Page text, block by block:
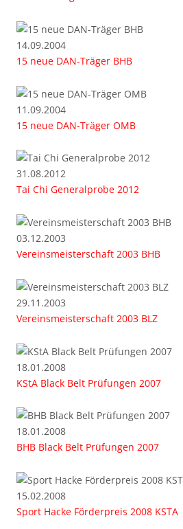
14.09.2004
15 neue DAN-Träger BHB
11.09.2004
15 neue DAN-Träger OMB
31.08.2012
Tai Chi Generalprobe 2012
03.12.2003
Vereinsmeisterschaft 2003 BHB
29.11.2003
Vereinsmeisterschaft 2003 BLZ
18.01.2008
KStA Black Belt Prüfungen 2007
18.01.2008
BHB Black Belt Prüfungen 2007
15.02.2008
Sport Hacke Förderpreis 2008 KSTA